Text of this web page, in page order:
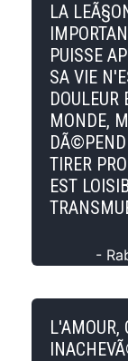
LA
PUISSE
SA VIE
DOULEUR
MONDE,
TIRER
EST
-